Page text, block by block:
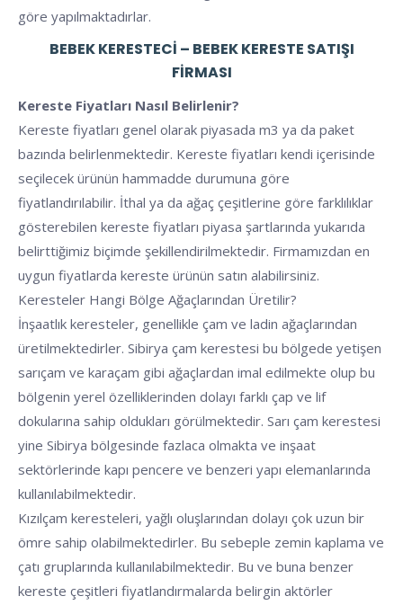
göre yapılmaktadırlar.
BEBEK KERESTECI – BEBEK KERESTE SATIŞI
FIRMASI
Kereste Fiyatları Nasıl Belirlenir?
Kereste fiyatları genel olarak piyasada m3 ya da paket
bazında belirlenmektedir. Kereste fiyatları kendi içerisinde
seçilecek ürünün hammadde durumuna göre
fiyatlandırılabilir. İthal ya da ağaç çeşitlerine göre farklılıklar
gösterebilen kereste fiyatları piyasa şartlarında yukarıda
belirttiğimiz biçimde şekillendirilmektedir. Firmamızdan en
uygun fiyatlarda kereste ürünün satın alabilirsiniz.
Keresteler Hangi Bölge Ağaçlarından Üretilir?
İnşaatlık keresteler, genellikle çam ve ladin ağaçlarından
üretilmektedirler. Sibirya çam kerestesi bu bölgede yetişen
sarıçam ve karaçam gibi ağaçlardan imal edilmekte olup bu
bölgenin yerel özelliklerinden dolayı farklı çap ve lif
dokularına sahip oldukları görülmektedir. Sarı çam kerestesi
yine Sibirya bölgesinde fazlaca olmakta ve inşaat
sektörlerinde kapı pencere ve benzeri yapı elemanlarında
kullanılabilmektedir.
Kızılçam keresteleri, yağlı oluşlarından dolayı çok uzun bir
ömre sahip olabilmektedirler. Bu sebeple zemin kaplama ve
çatı gruplarında kullanılabilmektedir. Bu ve buna benzer
kereste çeşitleri fiyatlandırmalarda belirgin aktörler